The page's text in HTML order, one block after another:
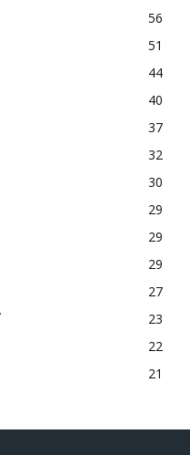
56
51
44
40
37
32
30
29
29
29
27
23
22
21